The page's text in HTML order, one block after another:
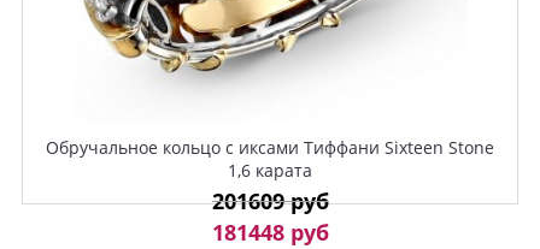
Обручальное кольцо с иксами Тиффани Sixteen Stone
1,6 карата
201609 руб
181448 руб